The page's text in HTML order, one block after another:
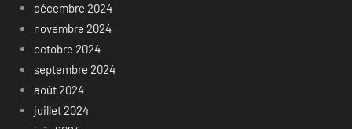
décembre 2024
novembre 2024
octobre 2024
septembre 2024
août 2024
juillet 2024